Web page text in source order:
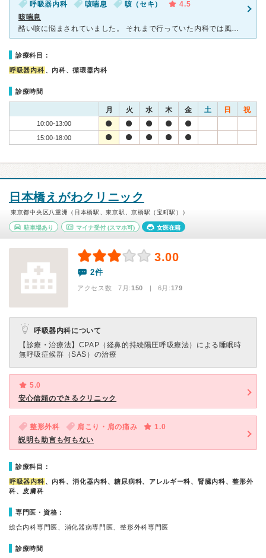
呼吸器内科 咳喘息 咳（セキ）
4.5
咳喘息
酷い咳に悩まされていました。 それまで行っていた内科では風邪の診断で咳止めを処方をされていましたが 効きませんでした。 こちらの病院に行くと、その咳は風邪ではなく「咳喘息」との診断でした。 年
診療科目：
呼吸器内科 、内科、循環器内科
診療時間
月 火 水 木 金 土 日 祝
10:00-13:00
15:00-18:00
日本橋えがわクリニック
東京都中央区八重洲（日本橋駅、東京駅、京橋駅（宝町駅））
駐車場あり マイナ受付(スマホ可) 女医在籍
3.00
2件
アクセス数 7月:150 | 6月:179
呼吸器内科について
【診療・治療法】 CPAP（経鼻的持続陽圧呼吸療法）による睡眠時
無呼吸症候群（SAS）の治療
5.0
安心信頼のできるクリニック
整形外科 肩こり・肩の痛み
1.0
説明も助言も何もない
診療科目：
呼吸器内科 、内科、消化器内科、糖尿病科、アレルギー科、腎臓内科、整形外
科、皮膚科
専門医・資格：
総合内科専門医、消化器病専門医、整形外科専門医
診療時間